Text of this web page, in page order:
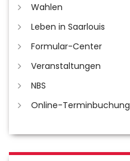
Wahlen
Leben in Saarlouis
Formular-Center
Veranstaltungen
NBS
Online-Terminbuchung